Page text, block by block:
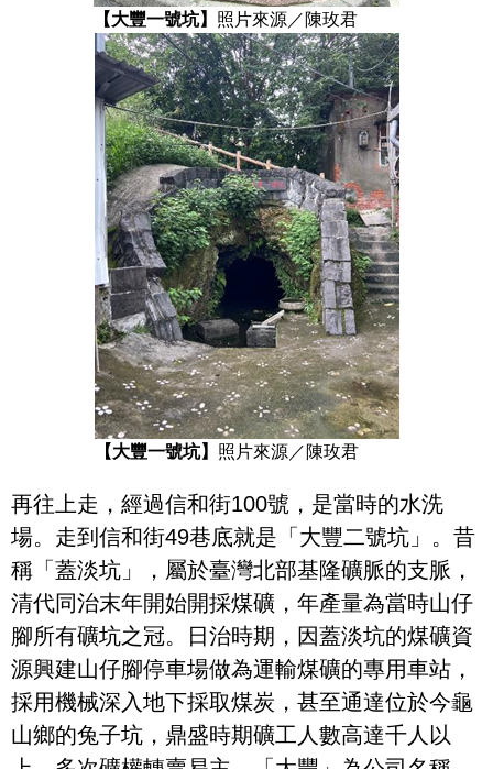
【大豐一號坑】 照片來源／陳玫君
【大豐一號坑】 照片來源／陳玫君
再往上走，經過信和街100號，是當時的水洗
場。走到信和街49巷底就是「大豐二號坑」。昔
稱「蓋淡坑」，屬於臺灣北部基隆礦脈的支脈，
清代同治末年開始開採煤礦，年產量為當時山仔
腳所有礦坑之冠。日治時期，因蓋淡坑的煤礦資
源興建山仔腳停車場做為運輸煤礦的專用車站，
採用機械深入地下採取煤炭，甚至通達位於今龜
山鄉的兔子坑，鼎盛時期礦工人數高達千人以